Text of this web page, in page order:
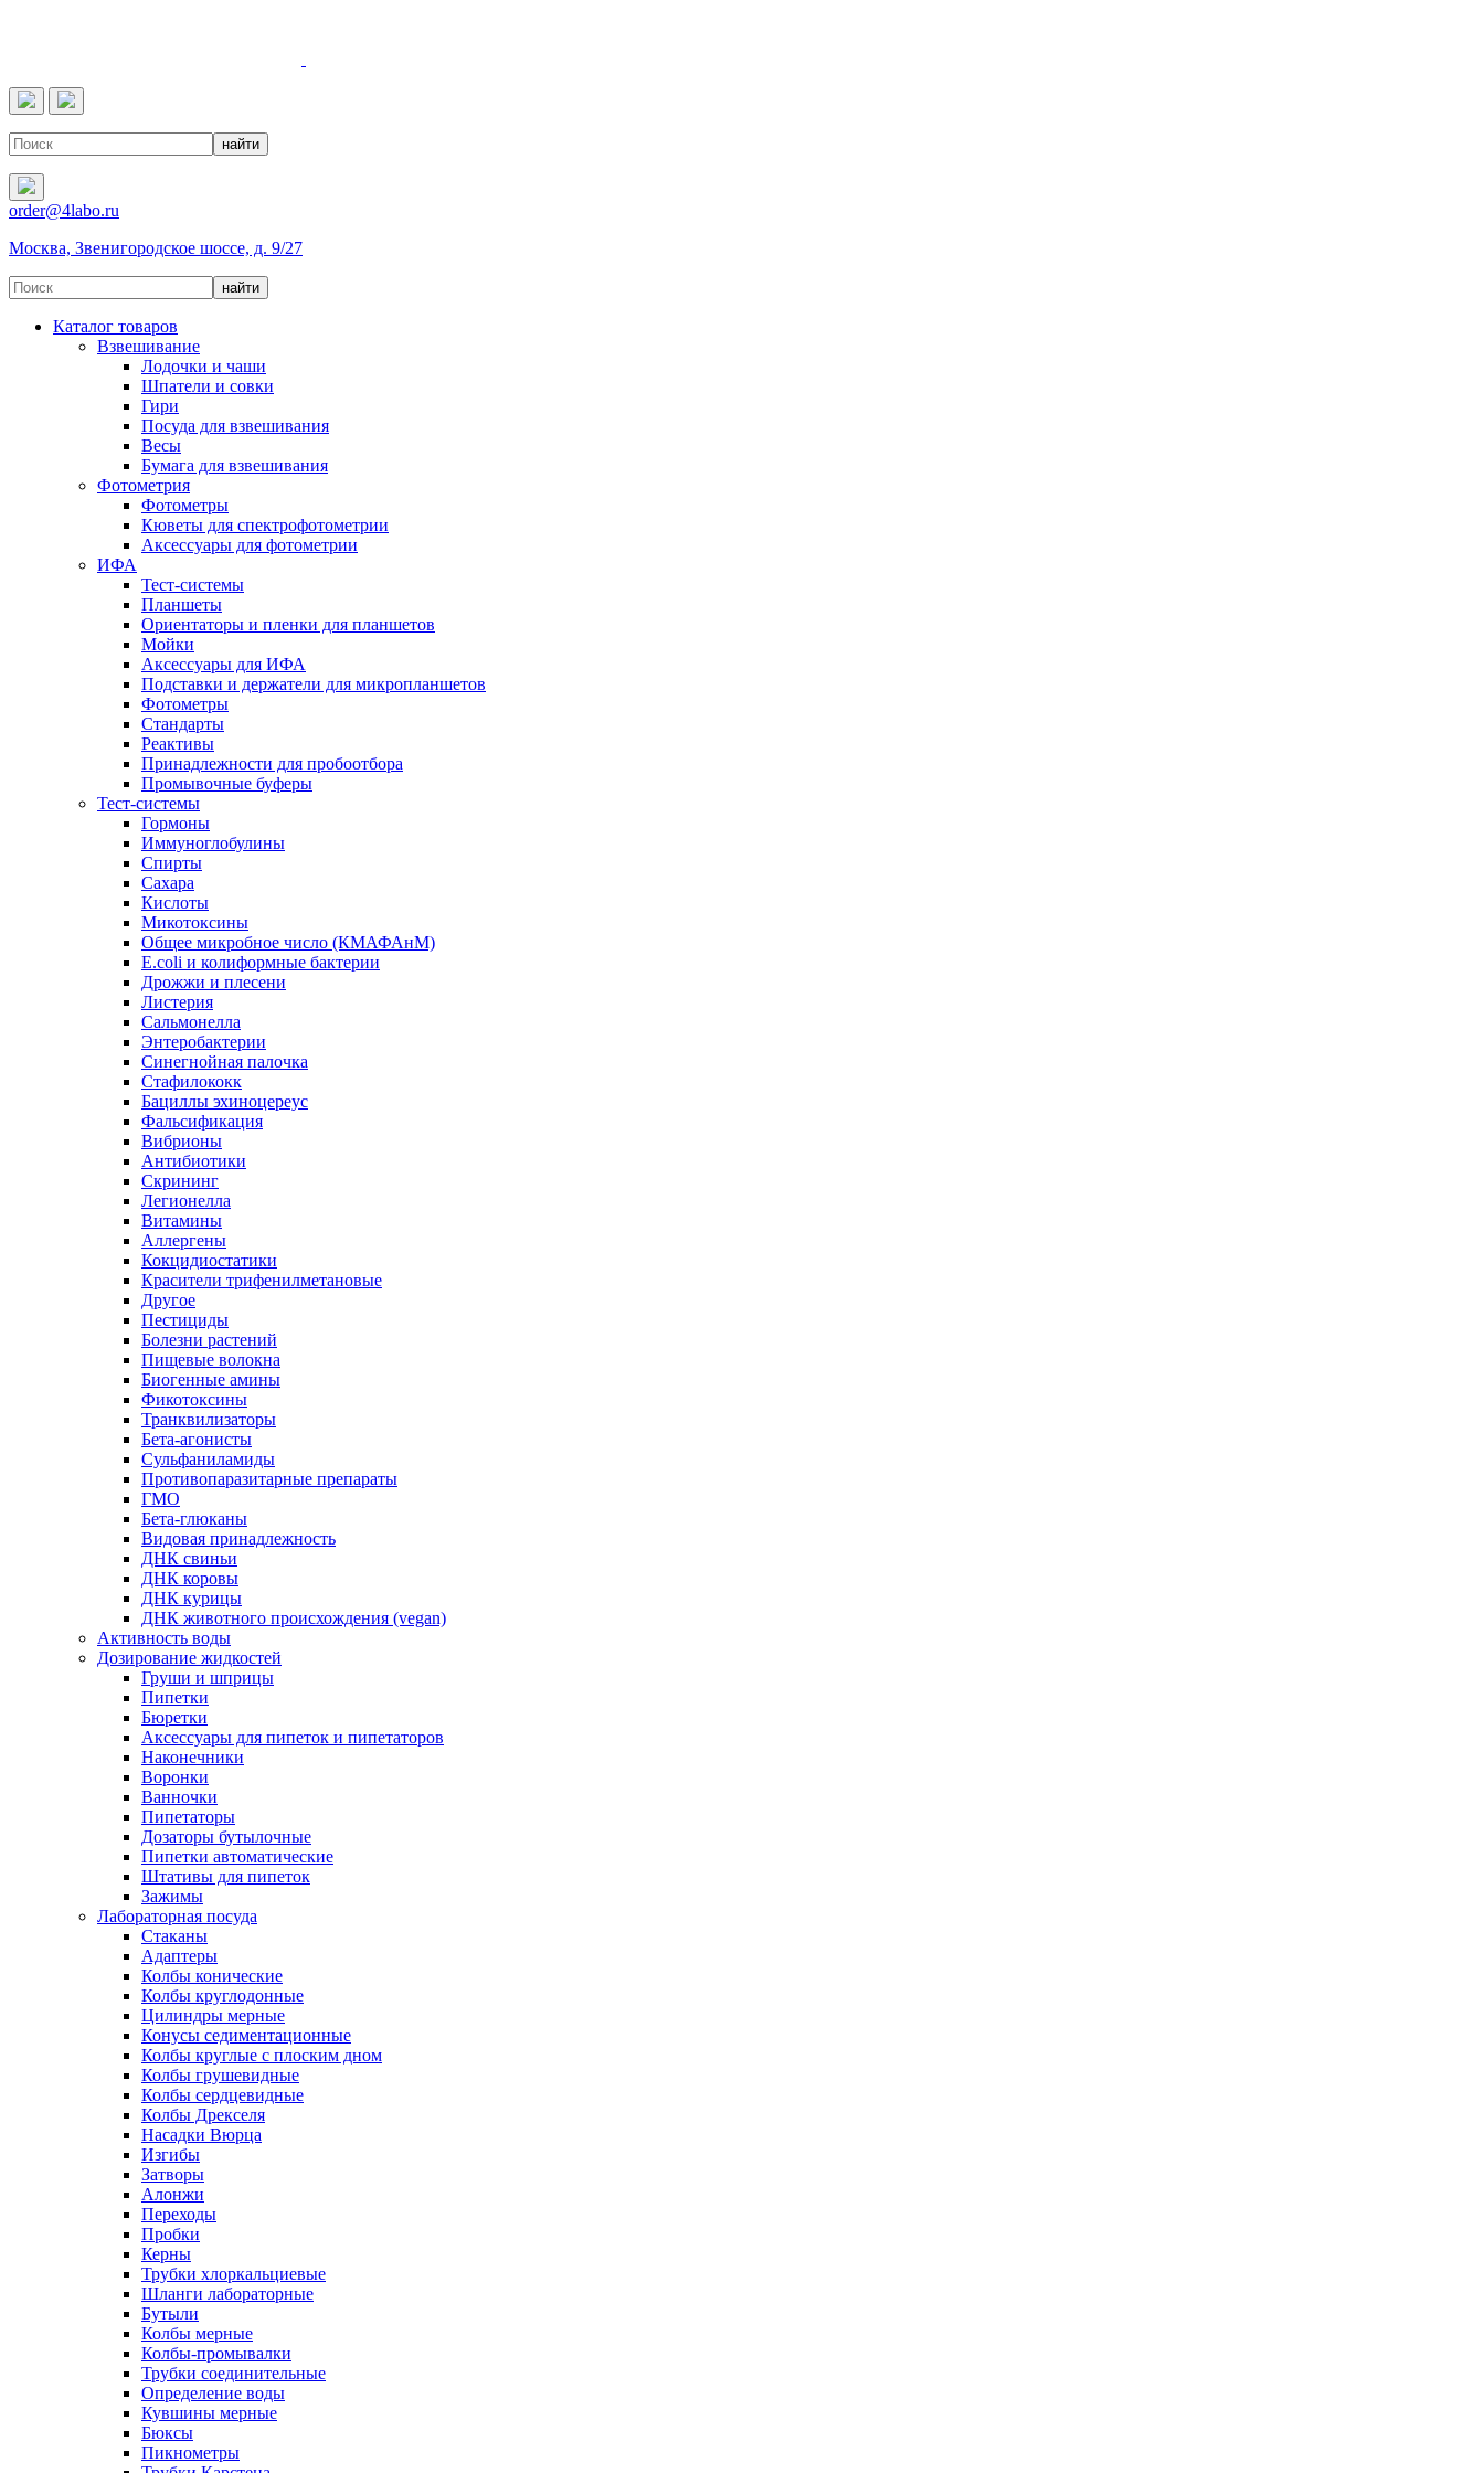
order@4labo.ru
Москва, Звенигородское шоссе, д. 9/27
Каталог товаров
Взвешивание
Лодочки и чаши
Шпатели и совки
Гири
Посуда для взвешивания
Весы
Бумага для взвешивания
Фотометрия
Фотометры
Кюветы для спектрофотометрии
Аксессуары для фотометрии
ИФА
Тест-системы
Планшеты
Ориентаторы и пленки для планшетов
Мойки
Аксессуары для ИФА
Подставки и держатели для микропланшетов
Фотометры
Стандарты
Реактивы
Принадлежности для пробоотбора
Промывочные буферы
Тест-системы
Гормоны
Иммуноглобулины
Спирты
Сахара
Кислоты
Микотоксины
Общее микробное число (КМАФАнМ)
E.coli и колиформные бактерии
Дрожжи и плесени
Листерия
Сальмонелла
Энтеробактерии
Синегнойная палочка
Стафилококк
Бациллы эхиноцереус
Фальсификация
Вибрионы
Антибиотики
Скрининг
Легионелла
Витамины
Аллергены
Кокцидиостатики
Красители трифенилметановые
Другое
Пестициды
Болезни растений
Пищевые волокна
Биогенные амины
Фикотоксины
Транквилизаторы
Бета-агонисты
Сульфаниламиды
Противопаразитарные препараты
ГМО
Бета-глюканы
Видовая принадлежность
ДНК свиньи
ДНК коровы
ДНК курицы
ДНК животного происхождения (vegan)
Активность воды
Дозирование жидкостей
Груши и шприцы
Пипетки
Бюретки
Аксессуары для пипеток и пипетаторов
Наконечники
Воронки
Ванночки
Пипетаторы
Дозаторы бутылочные
Пипетки автоматические
Штативы для пипеток
Зажимы
Лабораторная посуда
Стаканы
Адаптеры
Колбы конические
Колбы круглодонные
Цилиндры мерные
Конусы седиментационные
Колбы круглые с плоским дном
Колбы грушевидные
Колбы сердцевидные
Колбы Дрекселя
Насадки Вюрца
Изгибы
Затворы
Алонжи
Переходы
Пробки
Керны
Трубки хлоркальциевые
Шланги лабораторные
Бутыли
Колбы мерные
Колбы-промывалки
Трубки соединительные
Определение воды
Кувшины мерные
Бюксы
Пикнометры